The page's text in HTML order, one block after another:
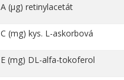
(µg) retinylacetát
(mg) kys. L-askorbová
(mg) DL-alfa-tokoferol